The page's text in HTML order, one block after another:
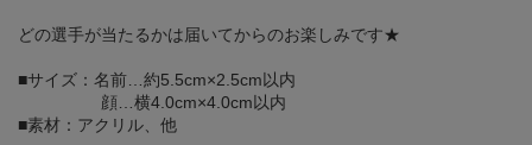
どの選手が当たるかは届いてからのお楽しみです★
■サイズ：名前…約5.5cm×2.5cm以内
顔…横4.0cm×4.0cm以内
■素材：アクリル、他